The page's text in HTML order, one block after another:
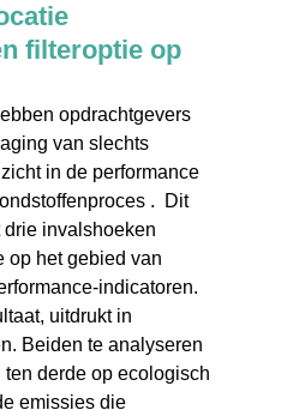
filteroptie op
opdrachtgevers
van slechts
in de performance
. Dit
invalshoeken
op het gebied van
indicatoren.
uitdrukt in
Beiden te analyseren
ten derde op ecologisch
emissies die